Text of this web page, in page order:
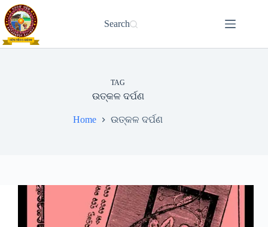
Skip
to
content
Search
TAG
ଉତ୍କଳ ଦର୍ପଣ
Home ଉତ୍କଳ ଦର୍ପଣ